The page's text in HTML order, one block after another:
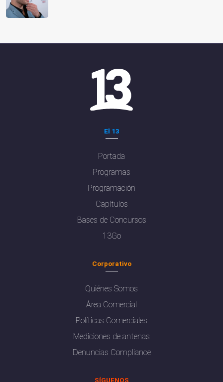
El 13
Portada
Programas
Programación
Capítulos
Bases de Concursos
13Go
Corporativo
Quiénes Somos
Área Comercial
Políticas Comerciales
Mediciones de antenas
Denuncias Compliance
SÍGUENOS